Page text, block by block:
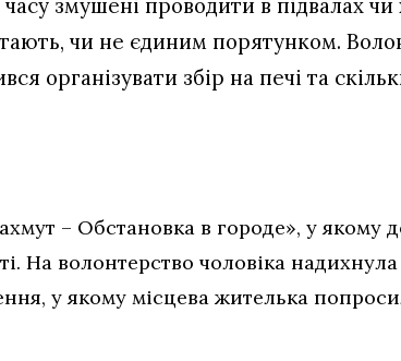
часу змушені проводити в підвалах
чи не єдиним порятунком.
організувати збір на печі та
– Обстановка в городе», у якому
На волонтерство чоловіка
у якому місцева жителька